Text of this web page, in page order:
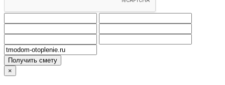
Получить смету
×